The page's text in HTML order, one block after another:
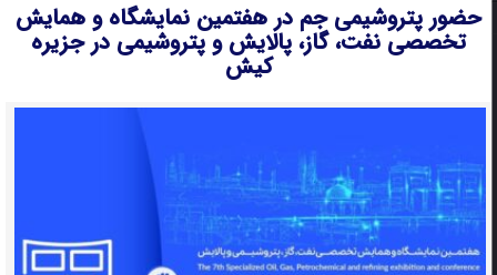
حضور پتروشیمی جم در هفتمین نمایشگاه و همایش
تخصصی نفت، گاز، پالایش و پتروشیمی در جزیره
کیش